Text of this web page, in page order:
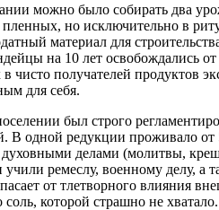
можно было собирать два
но исключительно в
материал для
на 10 лет освобождались от
чисто получателей продуктов
для себя.
был строго
В одной редукции проживало от
духовными делами (молитвы,
ремеслу, военному делу, а
от тлетворного влияния
которой страшно не хватало.